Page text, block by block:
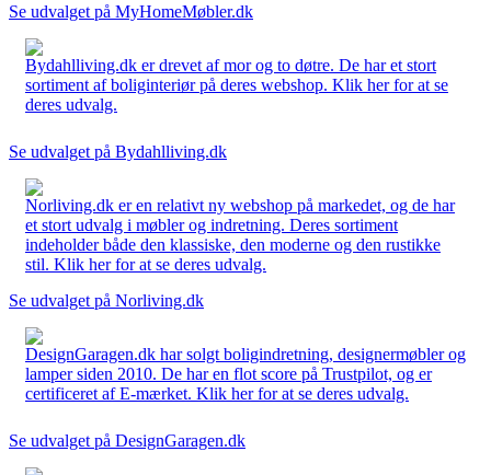
Se udvalget på MyHomeMøbler.dk
Bydahlliving.dk er drevet af mor og to døtre. De har et stort
sortiment af boliginteriør på deres webshop. Klik her for at se
deres udvalg.
Se udvalget på Bydahlliving.dk
Norliving.dk er en relativt ny webshop på markedet, og de har
et stort udvalg i møbler og indretning. Deres sortiment
indeholder både den klassiske, den moderne og den rustikke
stil. Klik her for at se deres udvalg.
Se udvalget på Norliving.dk
DesignGaragen.dk har solgt boligindretning, designermøbler og
lamper siden 2010. De har en flot score på Trustpilot, og er
certificeret af E-mærket. Klik her for at se deres udvalg.
Se udvalget på DesignGaragen.dk